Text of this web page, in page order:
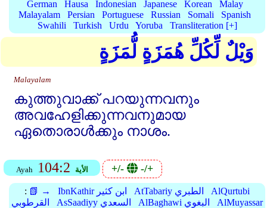
German
Hausa Indonesian Japanese Korean
Malay
Malayalam
Persian Portuguese Russian Somali
Spanish
Swahili
Turkish Urdu Yoruba Transliteration [+]
وَيْلٌ لِّكُلِّ هُمَزَةٍ لُّمَزَةٍ
Malayalam
കുത്തുവാക്ക്‌ പറയുന്നവനും
അവഹേളിക്കുന്നവനുമായ
ഏതൊരാള്‍ക്കും നാശം.
Ayah 104:2 الأية +/- -/+
: 📗 → IbnKathir ابن كثير AtTabariy الطبري
AlQurtubi
القرطوبي
AsSaadiyy السعدي AlBaghawi البغوي
AlMuyassar